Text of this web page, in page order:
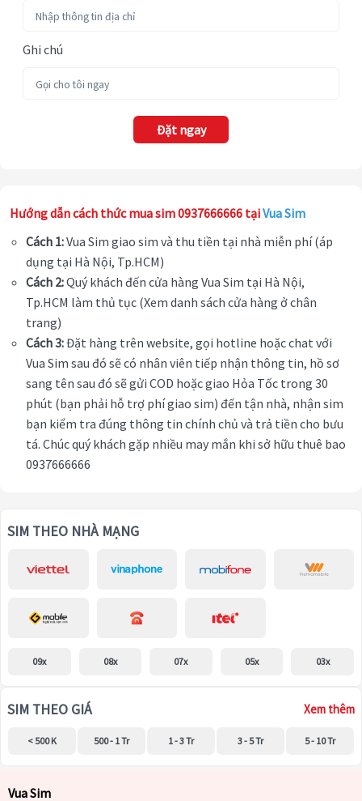
Ghi chú
Đặt ngay
Hướng dẫn cách thức mua sim 0937666666 tạiVua Sim
Cách 1:Vua Sim giao sim và thu tiền tại nhà miễn phí (áp
dụng tại Hà Nội, Tp.HCM)
Cách 2:Quý khách đến cửa hàng Vua Sim tại Hà Nội,
Tp.HCM làm thủ tục (Xem danh sách cửa hàng ở chân
trang)
Cách 3:Đặt hàng trên website, gọi hotline hoặc chat với
Vua Sim sau đó sẽ có nhân viên tiếp nhận thông tin, hồ sơ
sang tên sau đó sẽ gửi COD hoặc giao Hỏa Tốc trong 30
phút (bạn phải hỗ trợ phí giao sim) đến tận nhà, nhận sim
bạn kiểm tra đúng thông tin chính chủ và trả tiền cho bưu
tá. Chúc quý khách gặp nhiều may mắn khi sở hữu thuê bao
0937666666
SIM THEO NHÀ MẠNG
09x 08x 07x 05x 03x
SIM THEO GIÁ Xem thêm
< 500 K 500 - 1 Tr 1 - 3 Tr 3 - 5 Tr 5 - 10 Tr
Vua Sim